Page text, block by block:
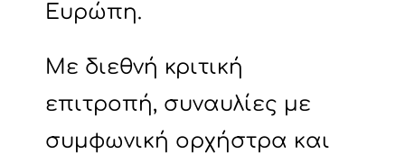
Ευρώπη.
Με διεθνή κριτική
επιτροπή, συναυλίες με
συμφωνική ορχήστρα και